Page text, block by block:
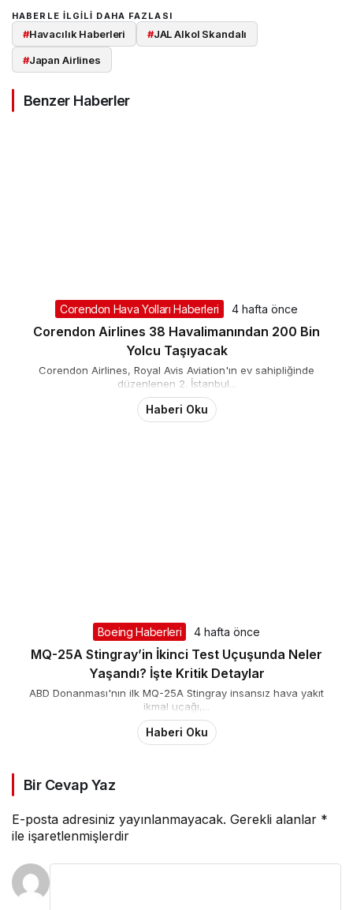
HABERLE ILGILI DAHA FAZLASI
#Havacılık Haberleri #JAL Alkol Skandalı
#Japan Airlines
Benzer Haberler
Corendon Hava Yolları Haberleri
Corendon Airlines 38 Havalimanından 200 Bin
Yolcu Taşıyacak
Corendon Airlines, Royal Avis Aviation'ın ev sahipliğinde
düzenlenen 2. İstanbul...
Boeing Haberleri 4 hafta önce
MQ-25A Stingray’in İkinci Test Uçuşunda Neler
Yaşandı? İşte Kritik Detaylar
E-posta adresiniz yayınlanmayacak.